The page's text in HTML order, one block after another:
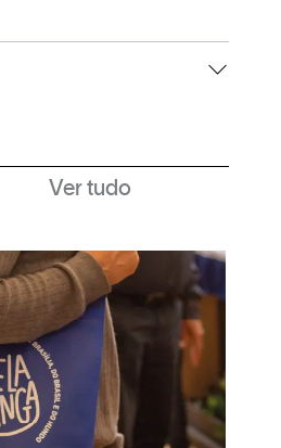
infantis,
elétricos. O
mediante
mesmo local.
e as compras.
Ver tudo